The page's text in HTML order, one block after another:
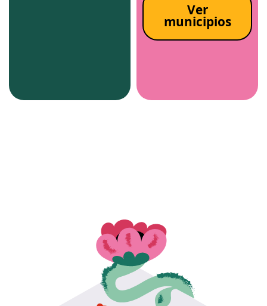
Ver
municipios